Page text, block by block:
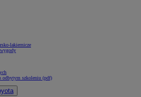
lakiernicze
odbytym szkoleniu (pdf)